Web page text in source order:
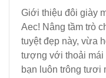
Giới thiệu đôi giày
Aec! Nâng tầm trò
tuyệt đẹp này, vừa
tượng với thoải mái
bạn luôn trông tươi